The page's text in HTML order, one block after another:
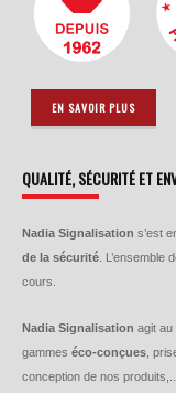
EN SAVOIR PLUS
QUALITÉ, SÉCURITÉ ET
Nadia Signalisation s’est
de la sécurité .
cours.
Nadia Signalisation agit au
gammes éco-conçues ,
conception de nos produits,...